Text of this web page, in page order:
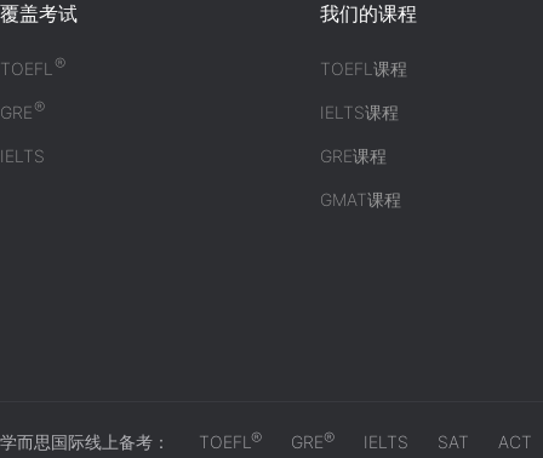
覆盖考试
TOEFL®
GRE®
IELTS
我们的课程
TOEFL课程
IELTS课程
GRE课程
GMAT课程
学而思国际线上备考： TOEFL ® GRE® IELTS SAT ACT